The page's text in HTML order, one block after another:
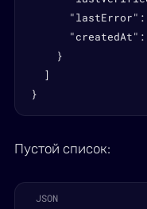
"lastError":
    }
  ]
}
Пустой список:
JSON